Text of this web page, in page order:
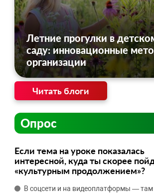
Летние прогулки в
саду: инновационные
организации
Читать блоги
Опрос
Если тема на уроке показалась
интересной, куда ты скорее
«культурным продолжением»?
В соцсети и на видеоплатформы —